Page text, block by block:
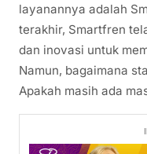
layanannya adalah
terakhir, Smartfren
dan inovasi untuk
Namun, bagaimana
Apakah masih ada